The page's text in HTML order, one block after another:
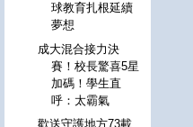
球教育扎根延續
夢想
成大混合接力決
賽！校長驚喜5星
加碼！學生直
呼：太霸氣
歡送守護地方73載